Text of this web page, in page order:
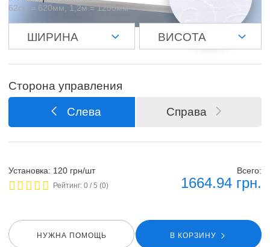
62см = 620мм, 1,2м = 1200мм
Сторона управления
Слева Справа
Установка: 120 грн/шт
Рейтинг:0 / 5 (0)
Всего:
1664.94грн.
НУЖНА ПОМОЩЬ В КОРЗИНУ